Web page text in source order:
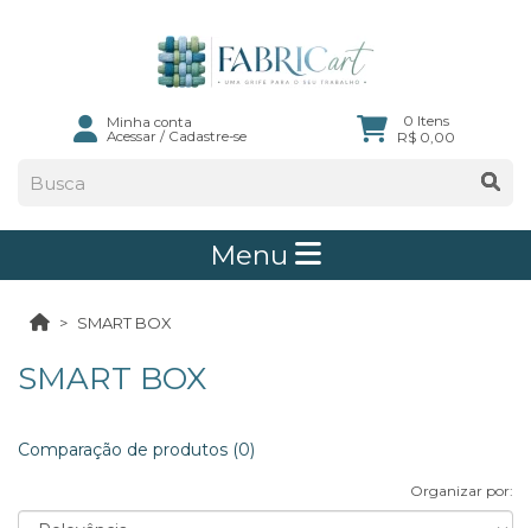
Minha conta
Acessar/ Cadastre-se
0 Itens
R$ 0,00
Menu
SMART BOX
SMART BOX
Comparação de produtos (0)
Organizar por: